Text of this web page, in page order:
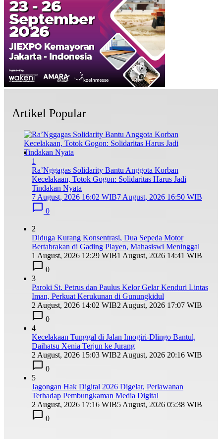
Artikel Popular
1
Ra’Nggagas Solidarity Bantu Anggota Korban
Kecelakaan, Totok Gogon: Solidaritas Harus Jadi
Tindakan Nyata
7 August, 2026 16:02 WIB7 August, 2026 16:50 WIB
0
2
Diduga Kurang Konsentrasi, Dua Sepeda Motor
Bertabrakan di Gading Playen, Mahasiswi Meninggal
1 August, 2026 12:29 WIB1 August, 2026 14:41 WIB
0
3
Paroki St. Petrus dan Paulus Kelor Gelar Kenduri Lintas
Iman, Perkuat Kerukunan di Gunungkidul
2 August, 2026 14:02 WIB2 August, 2026 17:07 WIB
0
4
Kecelakaan Tunggal di Jalan Imogiri-Dlingo Bantul,
Daihatsu Xenia Terjun ke Jurang
2 August, 2026 15:03 WIB2 August, 2026 20:16 WIB
0
5
Jagongan Hak Digital 2026 Digelar, Perlawanan
Terhadap Pembungkaman Media Digital
2 August, 2026 17:16 WIB5 August, 2026 05:38 WIB
0